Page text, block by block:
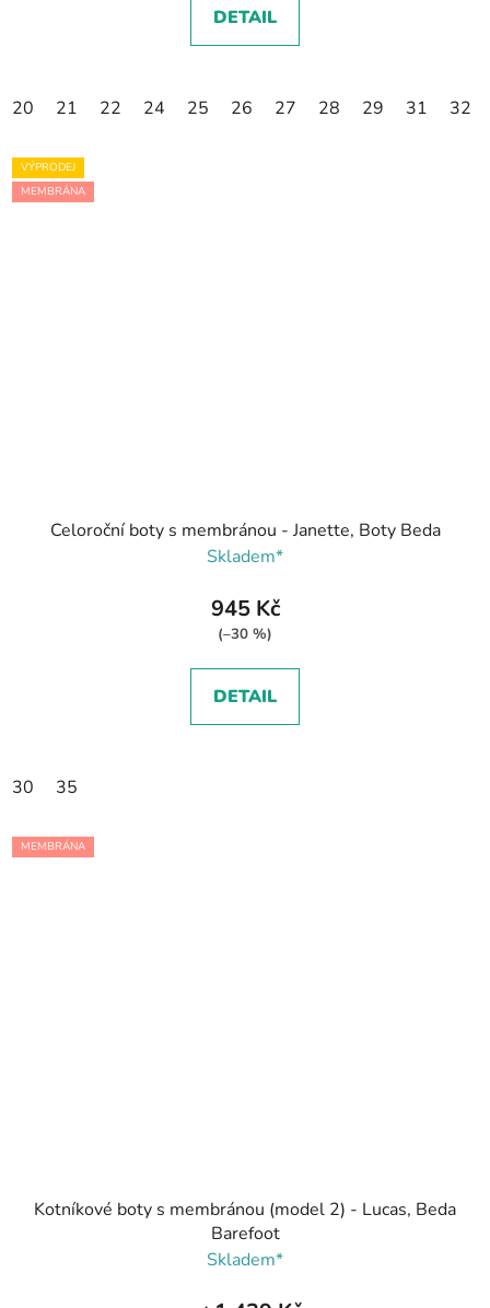
DETAIL
20 21 22 24 25 26 27 28 29 31 32
VÝPRODEJ
MEMBRÁNA
Celoroční boty s membránou - Janette, Boty Beda
Skladem*
945 Kč
(–30 %)
DETAIL
30 35
MEMBRÁNA
Kotníkové boty s membránou (model 2) - Lucas, Beda
Barefoot
Skladem*